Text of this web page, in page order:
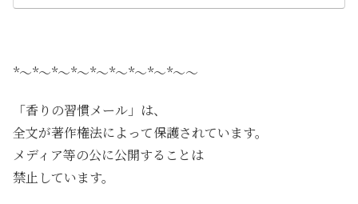
*～*～*～*～*～*～*～*～*～～
「香りの習慣メール」は、
全文が著作権法によって保護されています。
メディア等の公に公開することは
禁止しています。